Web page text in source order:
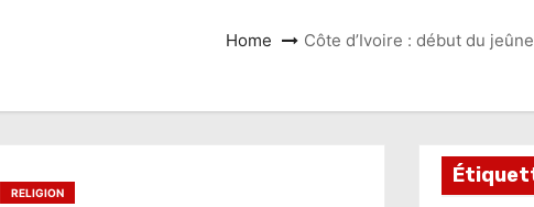
Home Côte d’Ivoire : début du
RELIGION